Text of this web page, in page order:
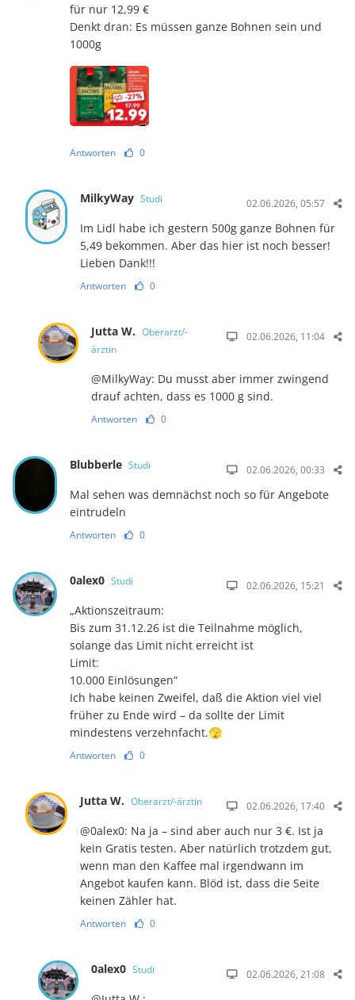
für nur 12,99 €
Denkt dran: Es müssen ganze Bohnen sein und
1000g
Antworten 0
MilkyWay Studi 02.06.2026, 05:57
Im Lidl habe ich gestern 500g ganze Bohnen für
5,49 bekommen. Aber das hier ist noch besser!
Lieben Dank!!!
Antworten 0
Jutta W. Oberarzt/-
ärztin
02.06.2026, 11:04
@MilkyWay: Du musst aber immer zwingend
drauf achten, dass es 1000 g sind.
Antworten 0
Blubberle Studi 02.06.2026, 00:33
Mal sehen was demnächst noch so für Angebote
eintrudeln
Antworten 0
0alex0 Studi 02.06.2026, 15:21
„Aktionszeitraum:
Bis zum 31.12.26 ist die Teilnahme möglich,
solange das Limit nicht erreicht ist
Limit:
10.000 Einlösungen“
Ich habe keinen Zweifel, daß die Aktion viel viel
früher zu Ende wird – da sollte der Limit
mindestens verzehnfacht.🫣
Antworten 0
Jutta W. Oberarzt/-ärztin 02.06.2026, 17:40
@0alex0: Na ja – sind aber auch nur 3 €. Ist ja
kein Gratis testen. Aber natürlich trotzdem gut,
wenn man den Kaffee mal irgendwann im
Angebot kaufen kann. Blöd ist, dass die Seite
keinen Zähler hat.
Antworten 0
0alex0 Studi 02.06.2026, 21:08